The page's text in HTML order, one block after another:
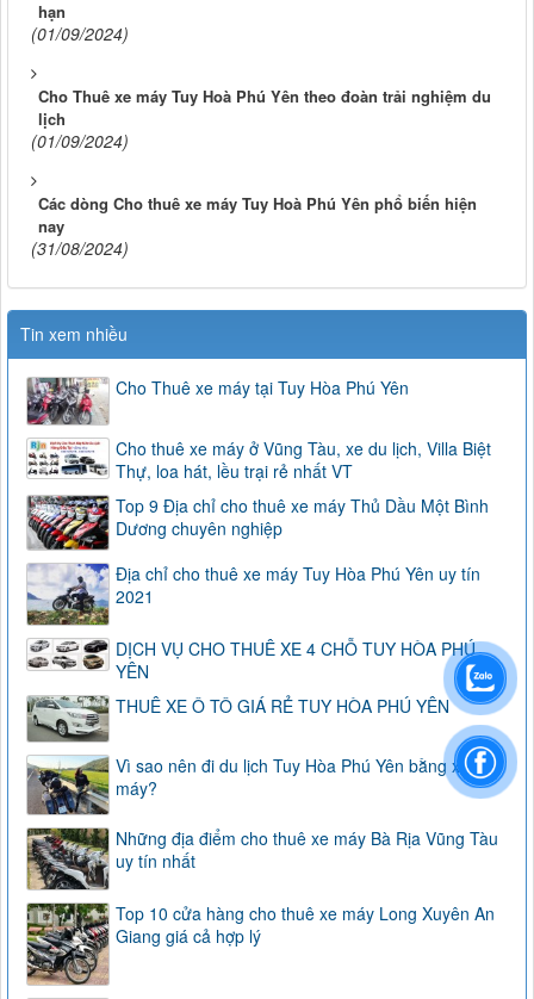
hạn
(01/09/2024)
Cho Thuê xe máy Tuy Hoà Phú Yên theo đoàn trải nghiệm du
lịch
(01/09/2024)
Các dòng Cho thuê xe máy Tuy Hoà Phú Yên phổ biến hiện
nay
(31/08/2024)
Tin xem nhiều
Cho Thuê xe máy tại Tuy Hòa Phú Yên
Cho thuê xe máy ở Vũng Tàu, xe du lịch, Villa Biệt
Thự, loa hát, lều trại rẻ nhất VT
Top 9 Địa chỉ cho thuê xe máy Thủ Dầu Một Bình
Dương chuyên nghiệp
Địa chỉ cho thuê xe máy Tuy Hòa Phú Yên uy tín
2021
DỊCH VỤ CHO THUÊ XE 4 CHỖ TUY HÒA PHÚ
YÊN
THUÊ XE Ô TÔ GIÁ RẺ TUY HÒA PHÚ YÊN
Vì sao nên đi du lịch Tuy Hòa Phú Yên bằng xe
máy?
Những địa điểm cho thuê xe máy Bà Rịa Vũng Tàu
uy tín nhất
Top 10 cửa hàng cho thuê xe máy Long Xuyên An
Giang giá cả hợp lý